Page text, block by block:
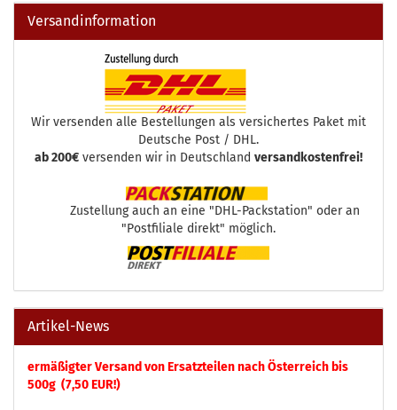
Versandinformation
Wir versenden alle Bestellungen als versichertes Paket mit
Deutsche Post / DHL.
ab 200€ versenden wir in Deutschland versandkostenfrei!
Zustellung auch an eine "DHL-Packstation" oder an
"Postfiliale direkt" möglich.
Artikel-News
ermäßigter Versand von Ersatzteilen nach Österreich bis
500g (7,50 EUR!)